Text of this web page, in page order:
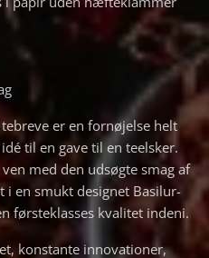
er en fornøjelse helt
til en gave til en teelsker.
med den udsøgte smag af
en smukt designet Basilur-
førsteklasses kvalitet indeni.
konstante innovationer,